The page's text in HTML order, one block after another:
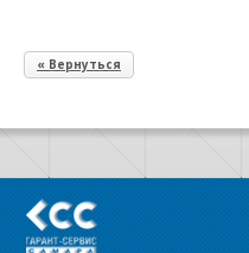
« Вернуться